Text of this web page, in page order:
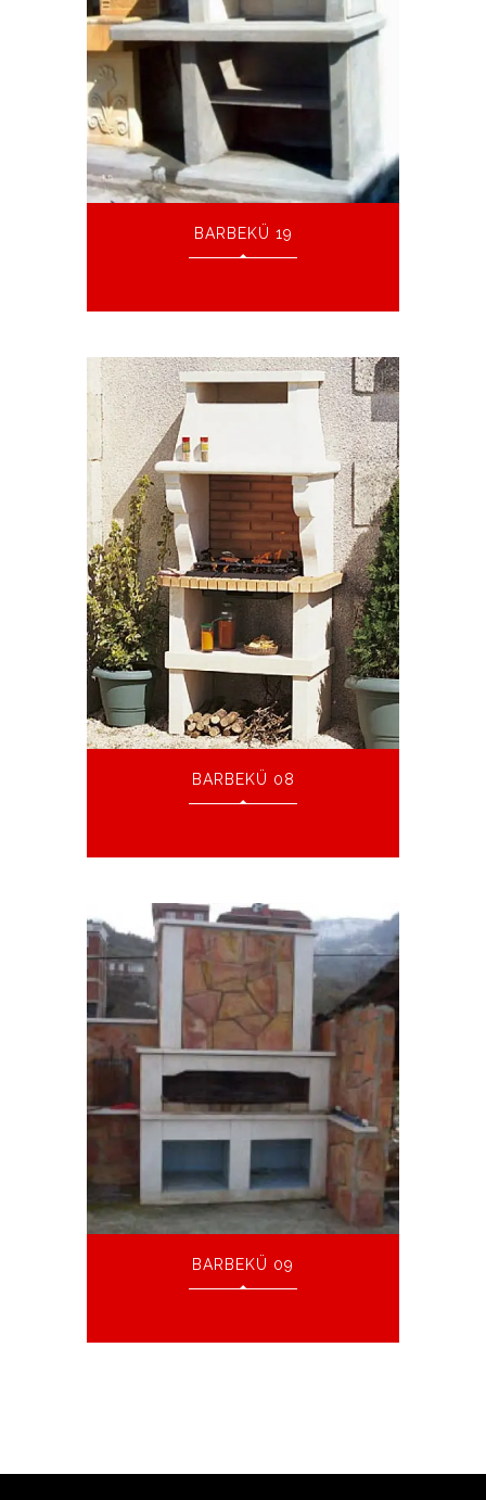
BARBEKÜ 19
BARBEKÜ 08
BARBEKÜ 09